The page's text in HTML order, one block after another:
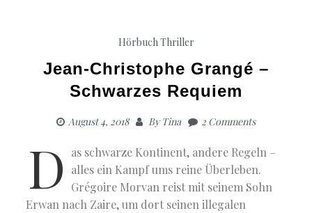
Hörbuch Thriller
Jean-Christophe Grangé –
Schwarzes Requiem
August 4, 2018 ByTina 2 Comments
D
as schwarze Kontinent, andere Regeln –
alles ein Kampf ums reine Überleben.
Grégoire Morvan reist mit seinem Sohn
Erwan nach Zaire, um dort seinen illegalen